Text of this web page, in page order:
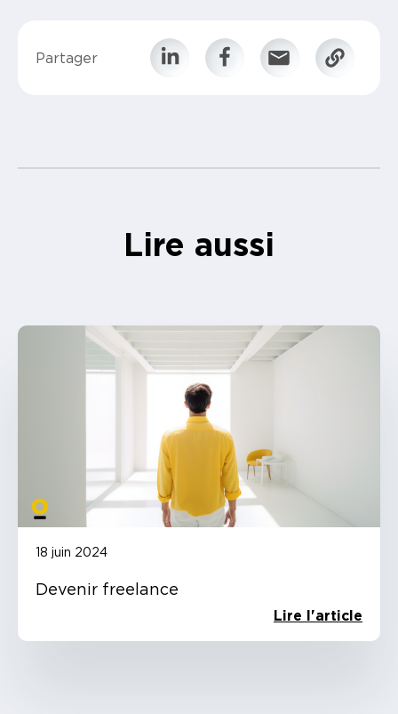
Partager
Lire aussi
18 juin 2024
Devenir freelance
Lire l'article